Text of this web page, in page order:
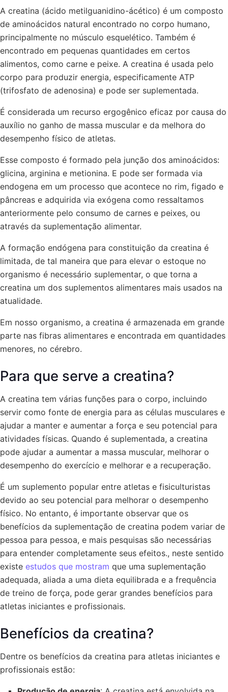
A creatina (ácido metilguanidino-ácético) é um composto
de aminoácidos natural encontrado no corpo humano,
principalmente no músculo esquelético. Também é
encontrado em pequenas quantidades em certos
alimentos, como carne e peixe. A creatina é usada pelo
corpo para produzir energia, especificamente ATP
(trifosfato de adenosina) e pode ser suplementada.
É considerada um recurso ergogênico eficaz por causa do
auxílio no ganho de massa muscular e da melhora do
desempenho físico de atletas.
Esse composto é formado pela junção dos aminoácidos:
glicina, arginina e metionina. E pode ser formada via
endogena em um processo que acontece no rim, figado e
pâncreas e adquirida via exógena como ressaltamos
anteriormente pelo consumo de carnes e peixes, ou
através da suplementação alimentar.
A formação endógena para constituição da creatina é
limitada, de tal maneira que para elevar o estoque no
organismo é necessário suplementar, o que torna a
creatina um dos suplementos alimentares mais usados na
atualidade.
Em nosso organismo, a creatina é armazenada em grande
parte nas fibras alimentares e encontrada em quantidades
menores, no cérebro.
Para que serve a creatina?
A creatina tem várias funções para o corpo, incluindo
servir como fonte de energia para as células musculares e
ajudar a manter e aumentar a força e seu potencial para
atividades físicas. Quando é suplementada, a creatina
pode ajudar a aumentar a massa muscular, melhorar o
desempenho do exercício e melhorar e a recuperação.
É um suplemento popular entre atletas e fisiculturistas
devido ao seu potencial para melhorar o desempenho
físico. No entanto, é importante observar que os
benefícios da suplementação de creatina podem variar de
pessoa para pessoa, e mais pesquisas são necessárias
para entender completamente seus efeitos., neste sentido
existe estudos que mostram que uma suplementação
adequada, aliada a uma dieta equilibrada e a frequência
de treino de força, pode gerar grandes benefícios para
atletas iniciantes e profissionais.
Benefícios da creatina?
Dentre os benefícios da creatina para atletas iniciantes e
profissionais estão: